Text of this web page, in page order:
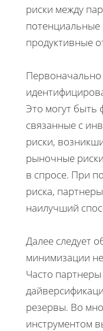
риски между
потенциальные
продуктивные
Это могут быть
связанные с
риски,
рыночные
в спросе. При
риска,
наилучший
Далее следует
минимизации
Часто
резервы. Во
инструментом